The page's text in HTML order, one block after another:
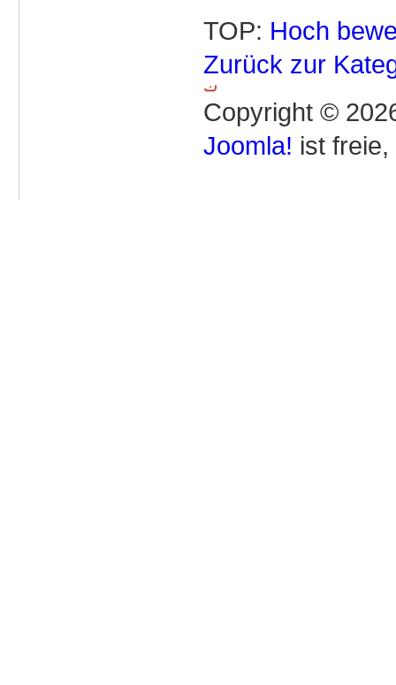
TOP: Hoch
Zurück zur
Copyright ©
Joomla! ist